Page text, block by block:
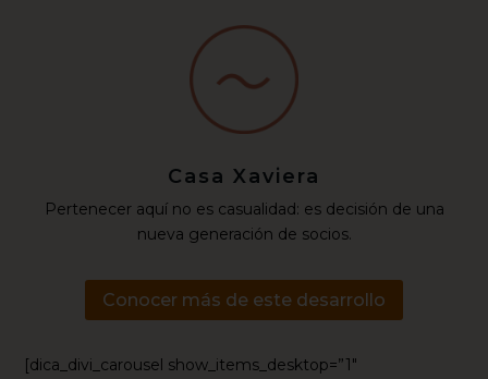
Casa Xaviera
Pertenecer aquí no es casualidad: es decisión de una
nueva generación de socios.
Conocer más de este desarrollo
[dica_divi_carousel show_items_desktop=”1″